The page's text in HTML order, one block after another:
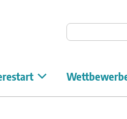
Auf Unicum suchen